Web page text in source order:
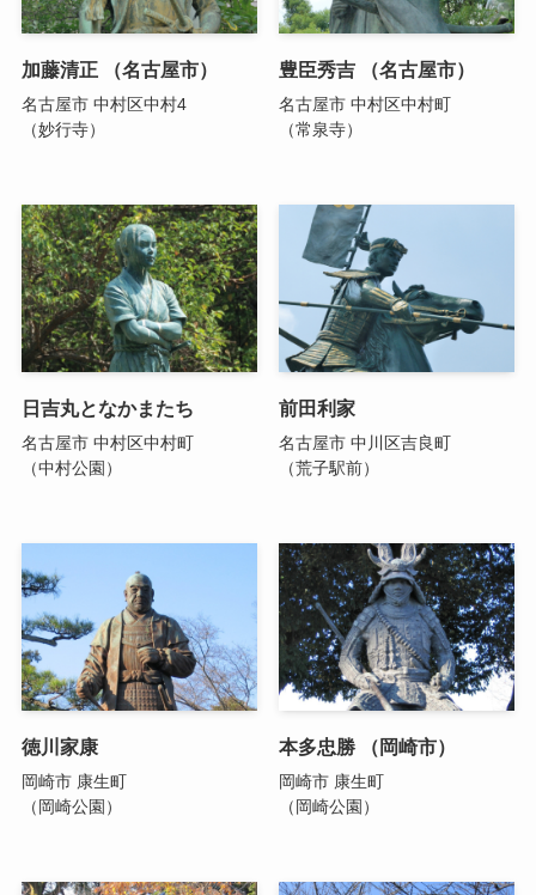
加藤清正 （名古屋市）
名古屋市 中村区中村4
（妙行寺）
豊臣秀吉 （名古屋市）
名古屋市 中村区中村町
（常泉寺）
日吉丸となかまたち
名古屋市 中村区中村町
（中村公園）
前田利家
名古屋市 中川区吉良町
（荒子駅前）
徳川家康
岡崎市 康生町
（岡崎公園）
本多忠勝 （岡崎市）
岡崎市 康生町
（岡崎公園）